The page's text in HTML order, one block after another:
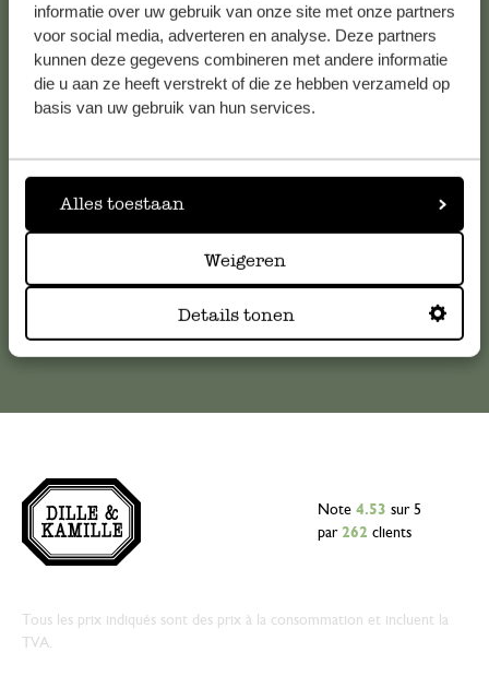
informatie over uw gebruik van onze site met onze partners
voor social media, adverteren en analyse. Deze partners
kunnen deze gegevens combineren met andere informatie
die u aan ze heeft verstrekt of die ze hebben verzameld op
basis van uw gebruik van hun services.
Alles toestaan
Weigeren
Details tonen
Service clientèle
Pour toute question ou demande de conseil ou d’aide,
serviceclientele@dille-kamille.com
Service client en ligne
Note 4.53 sur 5
par 262 clients
Tous les prix indiqués sont des prix à la consommation et incluent la
TVA.